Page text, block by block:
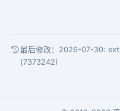
最后修改：2026-07-30:
(7373242)